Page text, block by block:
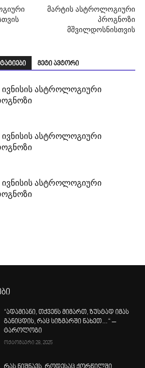
მარტის ასტროლოგიური
პროგნოზი
მშვილდოსნისთვის
მეტი ავტორი
ივნისის ასტროლოგიური
ივნისის ასტროლოგიური
ივნისის ასტროლოგიური
“ადამიანი, თქვენს მიმართ, ზუსტად იმას
განიცდის, რაც სიზმარში ნახეთ…“ –
ტაროლოგი
ოქტომბერი 28, 2025